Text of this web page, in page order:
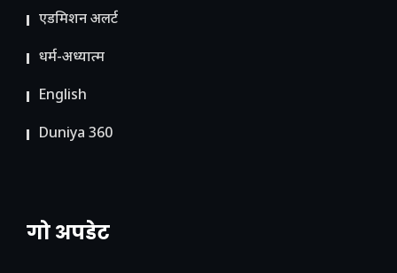
ए​डमिशन अलर्ट
धर्म-अध्यात्म
English
Duniya 360
गो अपडेट